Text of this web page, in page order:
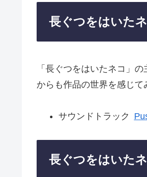
長ぐつをはいた
「長ぐつをはいたネコ」
からも作品の世界を感じて
サウンドトラック
長ぐつをはいた